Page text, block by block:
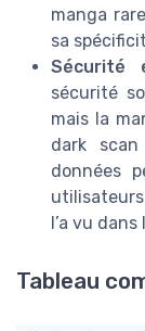
manga
sa
Sécurité
sécurité
mais la
dark
données
l’a vu
Tableau